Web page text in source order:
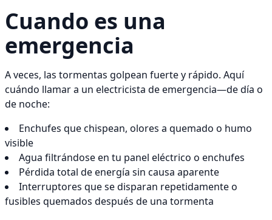
Cuando es una
emergencia
A veces, las tormentas golpean fuerte y rápido. Aquí
cuándo llamar a un electricista de emergencia—de día o
de noche:
Enchufes que chispean, olores a quemado o humo
visible
Agua filtrándose en tu panel eléctrico o enchufes
Pérdida total de energía sin causa aparente
Interruptores que se disparan repetidamente o
fusibles quemados después de una tormenta